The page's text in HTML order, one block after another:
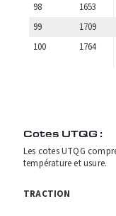
98
1653
99
1709
100
1764
Cotes UTQG :
Les cotes UTQG
température et usure.
TRACTION